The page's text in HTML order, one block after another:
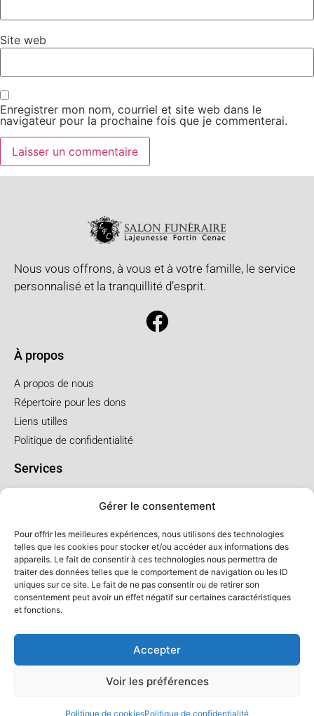
Gérer le consentement
Pour offrir les meilleures expériences, nous utilisons des technologies
telles que les cookies pour stocker et/ou accéder aux informations des
appareils. Le fait de consentir à ces technologies nous permettra de
traiter des données telles que le comportement de navigation ou les ID
uniques sur ce site. Le fait de ne pas consentir ou de retirer son
consentement peut avoir un effet négatif sur certaines caractéristiques
et fonctions.
Accepter
Voir les préférences
Politique de cookiesPolitique de confidentialité
Site web
Enregistrer mon nom, courriel et site web dans le
navigateur pour la prochaine fois que je commenterai.
Nous vous offrons, à vous et à votre famille, le service
personnalisé et la tranquillité d’esprit.
À propos
A propos de nous
Répertoire pour les dons
Liens utilles
Politique de confidentialité
Services
Funérailles au salon
Forfaits et prix
Forfait crémation
Forfait service à l'église